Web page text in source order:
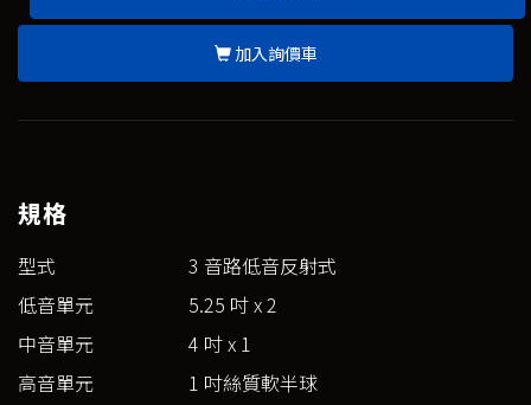
加入詢價車
規格
型式
3 音路低音反射式
低音單元
5.25 吋 x 2
中音單元
4 吋 x 1
高音單元
1 吋絲質軟半球